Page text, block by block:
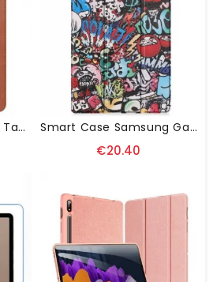
Étui Samsung Galaxy Tab S8 Plus / S7 Plus Style Cuir Avec Sangle Smart Case Samsung Galaxy Tab S8 Plus / S7 Plus Renforcée Graffitis
€20.40